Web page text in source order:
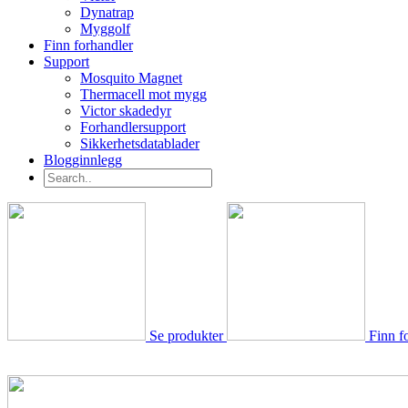
Dynatrap
Myggolf
Finn forhandler
Support
Mosquito Magnet
Thermacell mot mygg
Victor skadedyr
Forhandlersupport
Sikkerhetsdatablader
Blogginnlegg
Se produkter Finn